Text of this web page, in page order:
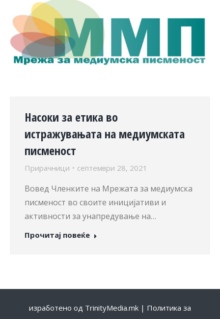
Насоки за етика во
истражувањата на медиумската
писменост
Прирачници септември 28, 2021
Вовед Членките на Мрежата за медиумска
писменост во своите иницијативи и
активности за унапредување на…
Прочитај повеќе
изработено од TrinityMedia.mk | Политика за